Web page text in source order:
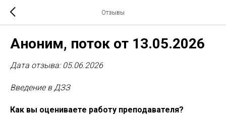
Отзывы
Аноним, поток от 13.05.2026
Дата отзыва: 05.06.2026
Введение в ДЗЗ
Как вы оцениваете работу преподавателя?